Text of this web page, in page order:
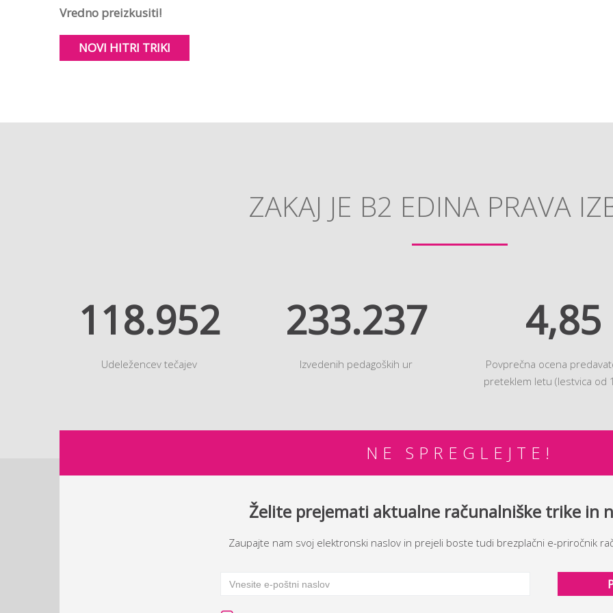
Vredno preizkusiti!
NOVI HITRI TRIKI
ZAKAJ JE B2 EDINA PRAVA
118.952
Udeležencev tečajev
233.237
Izvedenih pedagoških ur
4,85
Povprečna ocena
preteklem letu (lestvica od
B2 SKUPINA
e-izobraževanje:
BREZPLAČNI
boste lahko
NE SPREGLEJTE!
Želite prejemati aktualne računalniške trike in
Zaupajte nam svoj elektronski naslov in prejeli boste tudi brezplačni e-priročnik